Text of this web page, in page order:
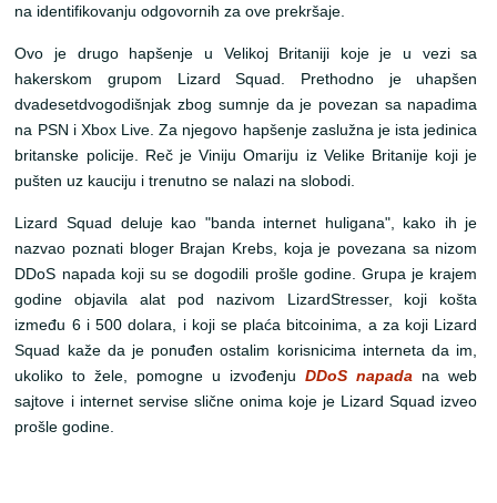
na identifikovanju odgovornih za ove prekršaje.
Ovo je drugo hapšenje u Velikoj Britaniji koje je u vezi sa
hakerskom grupom Lizard Squad. Prethodno je uhapšen
dvadesetdvogodišnjak zbog sumnje da je povezan sa napadima
na PSN i Xbox Live. Za njegovo hapšenje zaslužna je ista jedinica
britanske policije. Reč je Viniju Omariju iz Velike Britanije koji je
pušten uz kauciju i trenutno se nalazi na slobodi.
Lizard Squad deluje kao "banda internet huligana", kako ih je
nazvao poznati bloger Brajan Krebs, koja je povezana sa nizom
DDoS napada koji su se dogodili prošle godine. Grupa je krajem
godine objavila alat pod nazivom LizardStresser, koji košta
između 6 i 500 dolara, i koji se plaća bitcoinima, a za koji Lizard
Squad kaže da je ponuđen ostalim korisnicima interneta da im,
ukoliko to žele, pomogne u izvođenjuDDoS napada na web
sajtove i internet servise slične onima koje je Lizard Squad izveo
prošle godine.